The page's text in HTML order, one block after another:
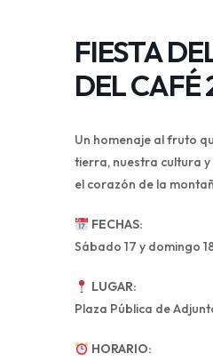
FIESTA
DEL CAFÉ
Un homenaje al fruto
tierra, nuestra cultura
el corazón de la
FECHAS:
Sábado 17 y domingo
LUGAR:
Plaza Pública de
HORARIO: